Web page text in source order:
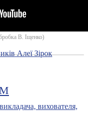
В. Іщенко)